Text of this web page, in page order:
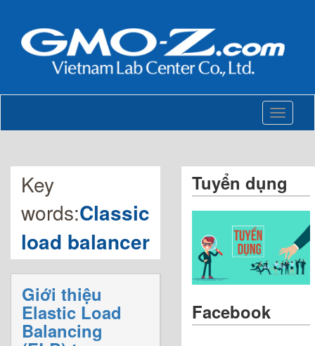
Toggle
Key
words:Classic
load balancer
Giới thiệu
Elastic Load
Balancing
Tuyển dụng
Facebook